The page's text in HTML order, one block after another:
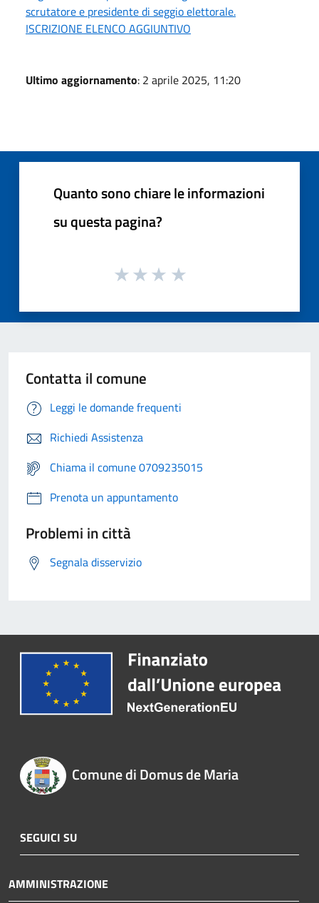
scrutatore e presidente di seggio elettorale.
ISCRIZIONE ELENCO AGGIUNTIVO
Ultimo aggiornamento: 2 aprile 2025, 11:20
Quanto sono chiare le informazioni
su questa pagina?
Contatta il comune
Leggi le domande frequenti
Richiedi Assistenza
Chiama il comune 0709235015
Prenota un appuntamento
Problemi in città
Segnala disservizio
Comune di Domus de Maria
SEGUICI SU
AMMINISTRAZIONE